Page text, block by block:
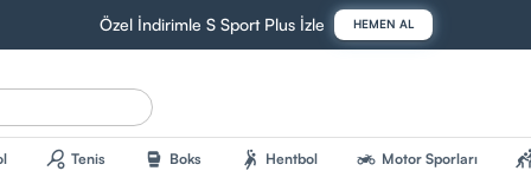
Özel İndirimle S Sport Plus İzle HEMEN AL
sports_tennis Tenis sports_mma Boks sports_handball Hentbol two_wheeler Motor Sporları